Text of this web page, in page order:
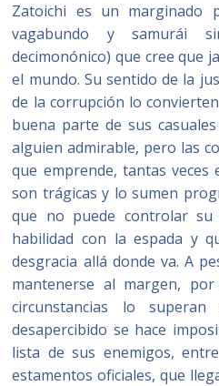
Zatoichi es un marginado
vagabundo y samurái
decimonónico) que cree que
el mundo. Su sentido de la
de la corrupción lo
buena parte de sus
alguien admirable, pero las
que emprende, tantas
son trágicas y lo sumen
que no puede controlar su
habilidad con la espada y
desgracia allá donde va. A
mantenerse al margen,
circunstancias lo
desapercibido se hace
lista de sus enemigos,
estamentos oficiales, que